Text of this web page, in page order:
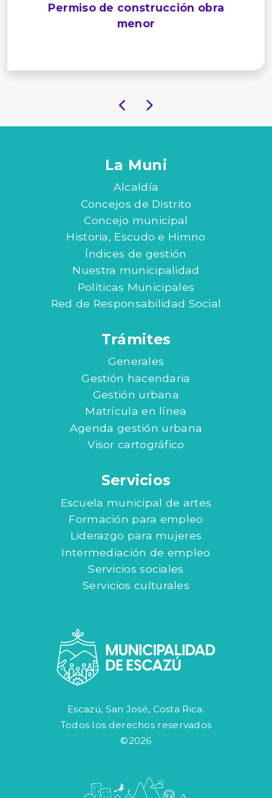
Permiso de construcción obra
menor
La Muni
Alcaldía
Concejos de Distrito
Concejo municipal
Historia, Escudo e Himno
Índices de gestión
Nuestra municipalidad
Políticas Municipales
Red de Responsabilidad Social
Trámites
Generales
Gestión hacendaria
Gestión urbana
Matrícula en línea
Agenda gestión urbana
Visor cartográfico
Servicios
Escuela municipal de artes
Formación para empleo
Liderazgo para mujeres
Intermediación de empleo
Servicios sociales
Servicios culturales
Escazú, San José, Costa Rica.
Todos los derechos reservados
©2026